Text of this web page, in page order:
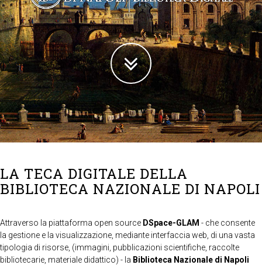
LA TECA DIGITALE DELLA
BIBLIOTECA NAZIONALE DI NAPOLI
Attraverso la piattaforma open source DSpace-GLAM - che consente
la gestione e la visualizzazione, mediante interfaccia web, di una vasta
tipologia di risorse, (immagini, pubblicazioni scientifiche, raccolte
bibliotecarie, materiale didattico) - la Biblioteca Nazionale di Napoli